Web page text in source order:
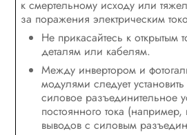
к смертельному исходу или
за поражения электрическим
Не прикасайтесь к открытым
деталям или кабелям.
Между инвертором и
модулями следует
силовое разъединительное
постоянного тока (например,
выводов с силовым
Технические
Контактная
Декларация
стандартам ЕU